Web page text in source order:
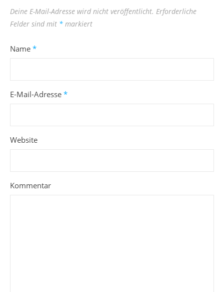
Deine E-Mail-Adresse wird nicht veröffentlicht. Erforderliche
Felder sind mit * markiert
Name *
E-Mail-Adresse *
Website
Kommentar